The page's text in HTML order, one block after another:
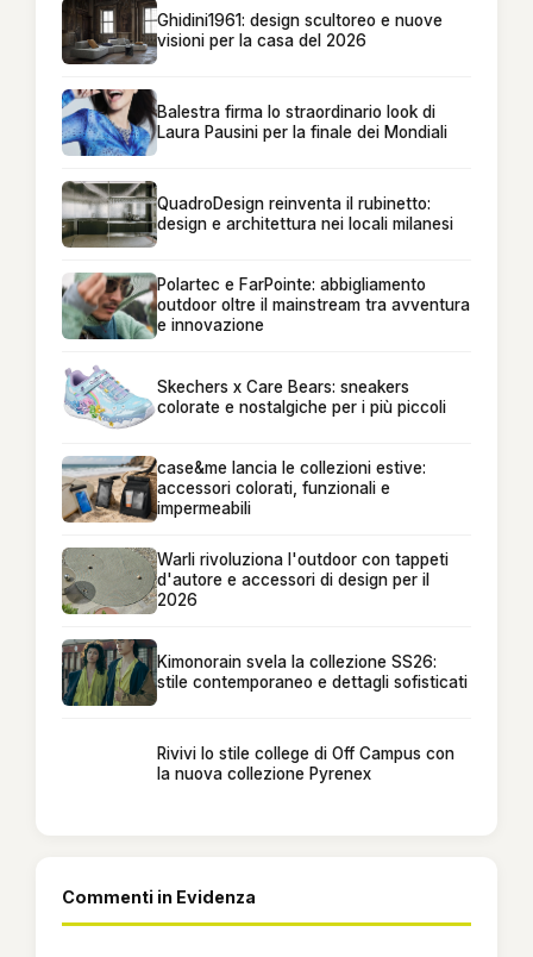
Ghidini1961: design scultoreo e nuove
visioni per la casa del 2026
Balestra firma lo straordinario look di
Laura Pausini per la finale dei Mondiali
QuadroDesign reinventa il rubinetto:
design e architettura nei locali milanesi
Polartec e FarPointe: abbigliamento
outdoor oltre il mainstream tra avventura
e innovazione
Skechers x Care Bears: sneakers
colorate e nostalgiche per i più piccoli
case&me lancia le collezioni estive:
accessori colorati, funzionali e
impermeabili
Warli rivoluziona l'outdoor con tappeti
d'autore e accessori di design per il
2026
Kimonorain svela la collezione SS26:
stile contemporaneo e dettagli sofisticati
Rivivi lo stile college di Off Campus con
la nuova collezione Pyrenex
Commenti in Evidenza